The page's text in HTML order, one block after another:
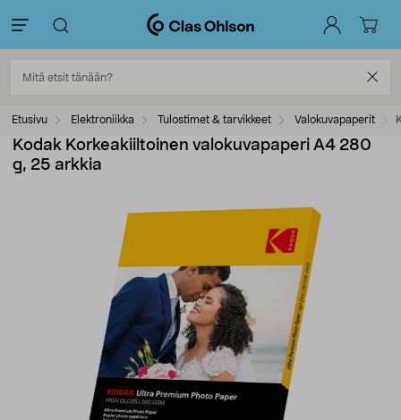
Etusivu Elektroniikka Tulostimet & tarvikkeet Valokuvapaperit
Kodak Korkeakiiltoinen valokuvapaperi A4 280
g, 25 arkkia